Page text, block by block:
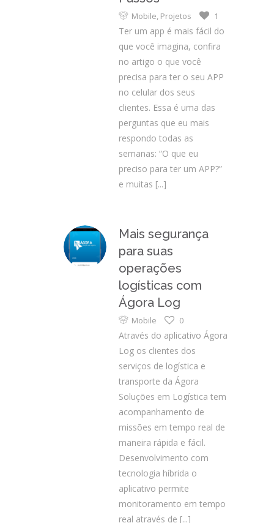
Mobile, Projetos 1
Ter um app é mais fácil do
que você imagina, confira
no artigo o que você
precisa para ter o seu APP
no celular dos seus
clientes. Essa é uma das
perguntas que eu mais
respondo todas as
semanas: “O que eu
preciso para ter um APP?”
e muitas [...]
Mais segurança
para suas
operações
logísticas com
Ágora Log
Mobile 0
Através do aplicativo Ágora
Log os clientes dos
serviços de logística e
transporte da Ágora
Soluções em Logística tem
acompanhamento de
missões em tempo real de
maneira rápida e fácil.
Desenvolvimento com
tecnologia híbrida o
aplicativo permite
monitoramento em tempo
real através de [...]